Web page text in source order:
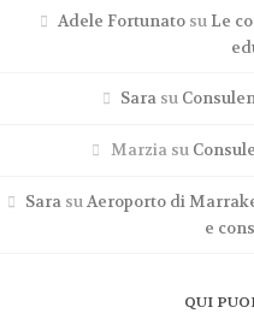
Adele Fortunato su Le
Sara su
Marziasu
Sara suAeroporto di
e
QUI